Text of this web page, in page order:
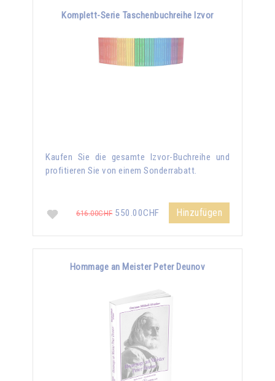
Komplett-Serie Taschenbuchreihe Izvor
Kaufen Sie die gesamte Izvor-Buchreihe und
profitieren Sie von einem Sonderrabatt.
616.00CHF550.00CHF Hinzufügen
Hommage an Meister Peter Deunov